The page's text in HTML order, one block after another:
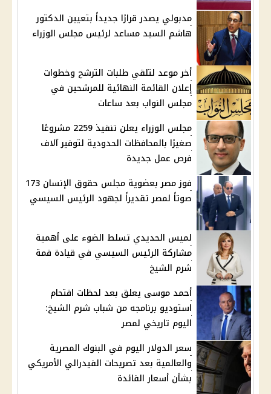
مدبولي يصدر قرارًا جديداً بتعيين الدكتور
هاشم السيد مساعد لرئيس مجلس الوزراء
أخر موعد لتلقي طلبات الترشح وخطوات
إعلان القائمة النهائية للمرشحين في
مجلس النواب بعد ساعات
مجلس الوزراء يعلن تنفيذ 2259 مشروعًا
صغيرًا بالمحافظات الحدودية لتوفير آلاف
فرص عمل جديدة
فوز مصر بعضوية مجلس حقوق الإنسان 173
صوتاً لمصر تقديراً لجهود الرئيس السيسي
لميس الحديدي تسلط الضوء على أهمية
مشاركة الرئيس السيسي في قيادة قمة
شرم الشيخ
أحمد موسى يعلق بعد لحظات اقتحام
استوديو برنامجه من شباب شرم الشيخ:
اليوم تاريخي لمصر
سعر الدولار اليوم في البنوك المصرية
والعالمية بعد تصريحات الفيدرالي الأمريكي
بشأن أسعار الفائدة